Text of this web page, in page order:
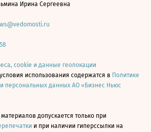
Ирина Сергеевна
cookie и данные геолокации
использования содержатся в Политике
персональных данных АО «Бизнес Ньюс
допускается только при
и при наличии гиперссылки на